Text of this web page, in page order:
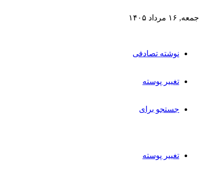
جمعه, ۱۶ مرداد ۱۴۰۵
نوشته تصادفی
تغییر پوسته
جستجو برای
تغییر پوسته